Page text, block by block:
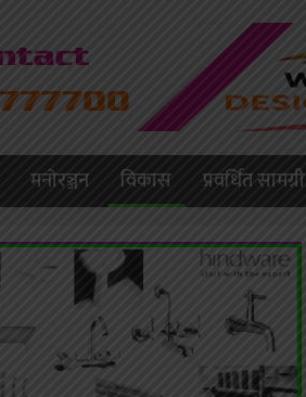
मनाेरञ्जन विकास प्रवर्धित सामग्री